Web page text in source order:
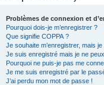
Problèmes de connexion et
Pourquoi dois-je m’enregistrer ?
Que signifie COPPA ?
Je souhaite m’enregistrer, mais je
Je suis enregistré mais je ne
Pourquoi ne puis-je pas me
Je me suis enregistré par le
J’ai perdu mon mot de passe !